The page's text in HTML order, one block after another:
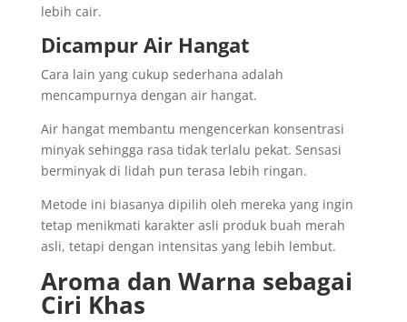
lebih cair.
Dicampur Air Hangat
Cara lain yang cukup sederhana adalah
mencampurnya dengan air hangat.
Air hangat membantu mengencerkan konsentrasi
minyak sehingga rasa tidak terlalu pekat. Sensasi
berminyak di lidah pun terasa lebih ringan.
Metode ini biasanya dipilih oleh mereka yang ingin
tetap menikmati karakter asli produk buah merah
asli, tetapi dengan intensitas yang lebih lembut.
Aroma dan Warna sebagai
Ciri Khas